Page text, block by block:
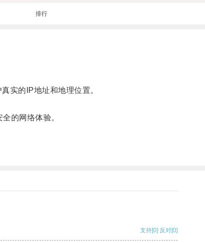
排行
实的IP地址和地理位置。
的网络体验。
支持[0] 反对[0]